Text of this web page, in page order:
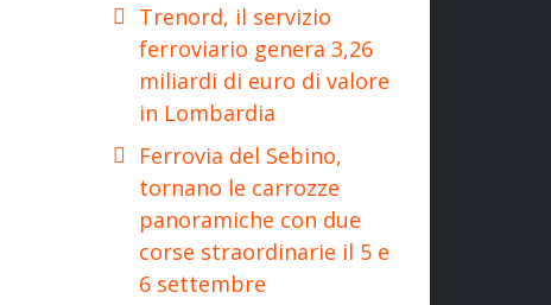
Trenord, il servizio
ferroviario genera 3,26
miliardi di euro di valore
in Lombardia
Ferrovia del Sebino,
tornano le carrozze
panoramiche con due
corse straordinarie il 5 e
6 settembre